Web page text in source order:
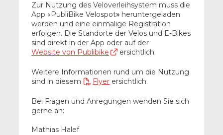
Zur Nutzung des Veloverleihsystem muss die
App «PubliBike Velospot»heruntergeladen
werden und eine einmalige Registration
erfolgen. Die Standorte der Velos und E-Bikes
sind direkt in der App oder auf der
Website von Publibike
ersichtlich.
Weitere Informationen rund um die Nutzung
sind in diesem
Flyer ersichtlich.
Bei Fragen und Anregungen wenden Sie sich
gerne an:
Mathias Halef